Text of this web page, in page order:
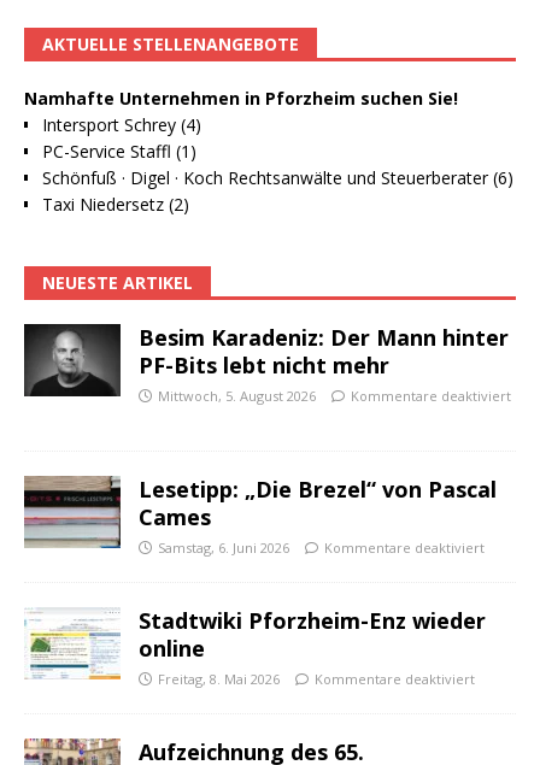
AKTUELLE STELLENANGEBOTE
Namhafte Unternehmen in Pforzheim suchen Sie!
Intersport Schrey (4)
PC-Service Staffl (1)
Schönfuß · Digel · Koch Rechtsanwälte und Steuerberater (6)
Taxi Niedersetz (2)
NEUESTE ARTIKEL
Besim Karadeniz: Der Mann hinter
PF-Bits lebt nicht mehr
Mittwoch, 5. August 2026 Kommentare deaktiviert
Lesetipp: „Die Brezel“ von Pascal
Cames
Samstag, 6. Juni 2026 Kommentare deaktiviert
Stadtwiki Pforzheim-Enz wieder
online
Freitag, 8. Mai 2026 Kommentare deaktiviert
Aufzeichnung des 65.